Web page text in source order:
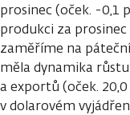
prosinec (oček. -0,1
produkci za prosinec
zaměříme na
měla dynamika
a exportů (oček.
v dolarovém